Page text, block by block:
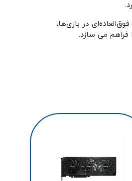
در بازی‌ها،